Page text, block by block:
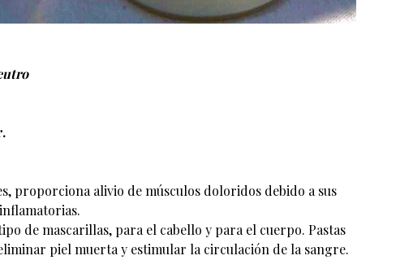
proporciona alivio de músculos doloridos debido a sus
de mascarillas, para el cabello y para el cuerpo. Pastas
piel muerta y estimular la circulación de la sangre.